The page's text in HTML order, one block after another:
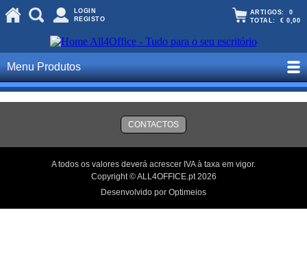
LOGIN
REGISTO
ARTIGOS: 0
TOTAL: € 0,00
Menu Produtos
CONTACTOS
A todos os valores deverá acrescer IVA à taxa em vigor.
Copyright © ALL4OFFICE.pt 2026
Desenvolvido por Optimeios